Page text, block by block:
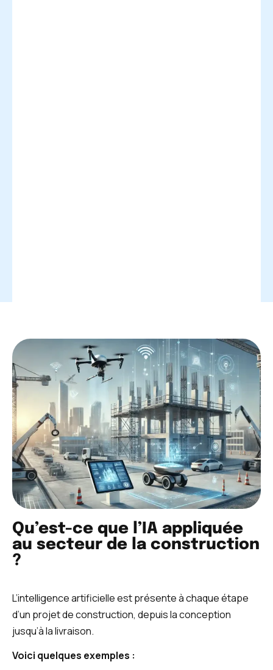
Qu’est-ce que l’IA appliquée
au secteur de la construction
?
L’intelligence artificielle est présente à chaque étape
d’un projet de construction, depuis la conception
jusqu’à la livraison.
Voici quelques exemples :